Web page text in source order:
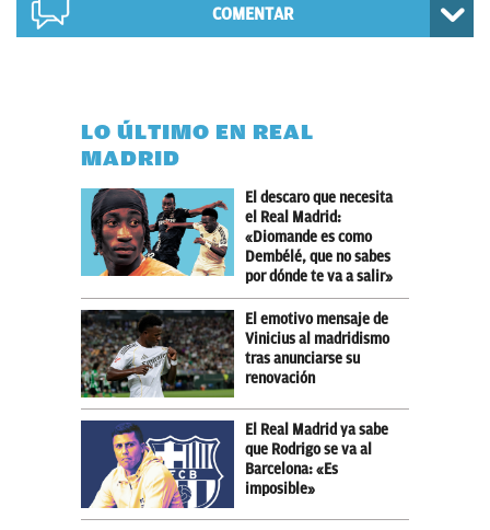
COMENTAR
LO ÚLTIMO EN REAL
MADRID
El descaro que necesita
el Real Madrid:
«Diomande es como
Dembélé, que no sabes
por dónde te va a salir»
El emotivo mensaje de
Vinicius al madridismo
tras anunciarse su
renovación
El Real Madrid ya sabe
que Rodrigo se va al
Barcelona: «Es
imposible»